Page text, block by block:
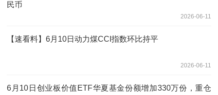
民币
2026-06-11
【速看料】6月10日动力煤CCI指数环比持平
2026-06-11
6月10日创业板价值ETF华夏基金份额增加330万份，重仓